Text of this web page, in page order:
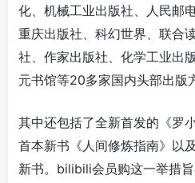
化、机械工业出版社、人民邮
重庆出版社、科幻世界、联合
社、作家出版社、化学工业出
元书馆等20多家国内头部出版
其中还包括了全新首发的《罗
首本新书《人间修炼指南》以
新书。bilibili会员购这一举措